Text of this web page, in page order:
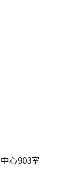
心903室